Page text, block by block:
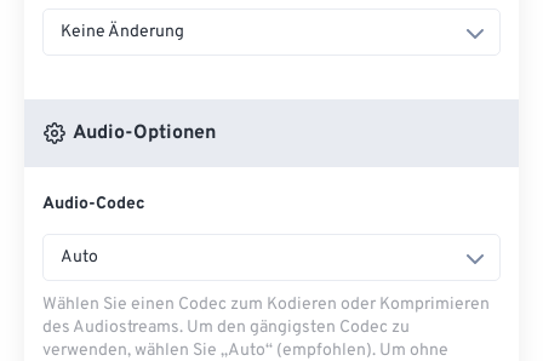
Keine Änderung
Audio-Optionen
Audio-Codec
Auto
Wählen Sie einen Codec zum Kodieren oder Komprimieren
des Audiostreams. Um den gängigsten Codec zu
verwenden, wählen Sie „Auto“ (empfohlen). Um ohne